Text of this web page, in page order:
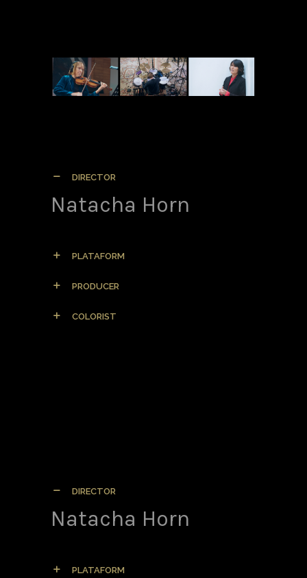
DIRECTOR
Natacha Horn
PLATAFORM
PRODUCER
COLORIST
DIRECTOR
Natacha Horn
PLATAFORM